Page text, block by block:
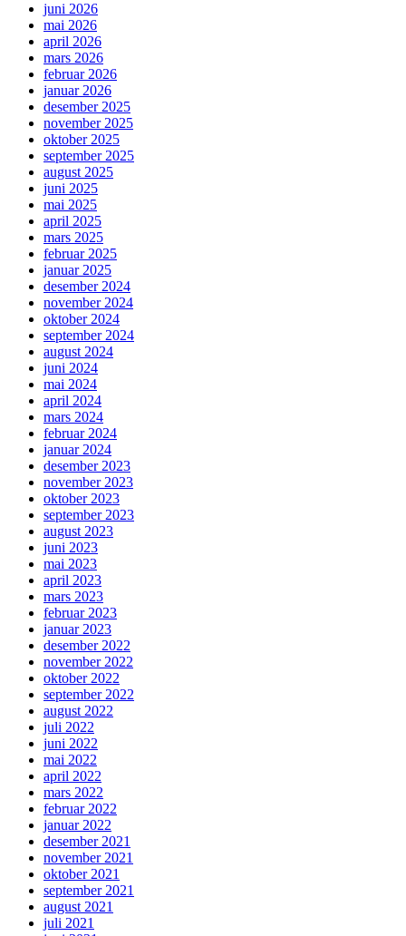
juni 2026
mai 2026
april 2026
mars 2026
februar 2026
januar 2026
desember 2025
november 2025
oktober 2025
september 2025
august 2025
juni 2025
mai 2025
april 2025
mars 2025
februar 2025
januar 2025
desember 2024
november 2024
oktober 2024
september 2024
august 2024
juni 2024
mai 2024
april 2024
mars 2024
februar 2024
januar 2024
desember 2023
november 2023
oktober 2023
september 2023
august 2023
juni 2023
mai 2023
april 2023
mars 2023
februar 2023
januar 2023
desember 2022
november 2022
oktober 2022
september 2022
august 2022
juli 2022
juni 2022
mai 2022
april 2022
mars 2022
februar 2022
januar 2022
desember 2021
november 2021
oktober 2021
september 2021
august 2021
juli 2021